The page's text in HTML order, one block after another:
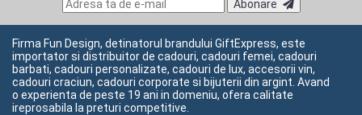
Abonare
Firma Fun Design, detinatorul brandului GiftExpress, este
importator si distribuitor de cadouri, cadouri femei, cadouri
barbati, cadouri personalizate, cadouri de lux, accesorii vin,
cadouri craciun, cadouri corporate si bijuterii din argint. Avand
o experienta de peste 19 ani in domeniu, ofera calitate
ireprosabila la preturi competitive.